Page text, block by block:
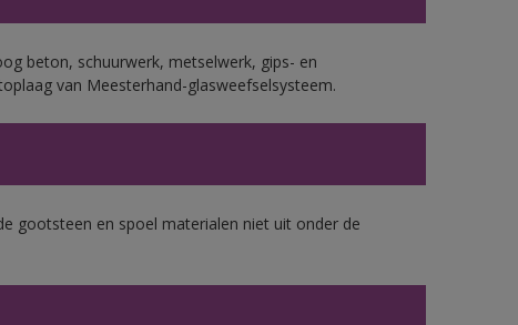
beton, schuurwerk, metselwerk, gips- en
van Meesterhand-glasweefselsysteem.
gootsteen en spoel materialen niet uit onder de